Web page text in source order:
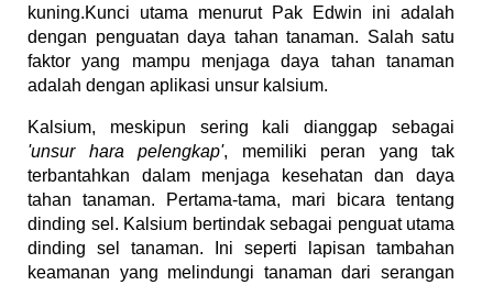
kuning.Kunci utama menurut Pak Edwin ini adalah
dengan penguatan daya tahan tanaman. Salah satu
faktor yang mampu menjaga daya tahan tanaman
adalah dengan aplikasi unsur kalsium.
Kalsium, meskipun sering kali dianggap sebagai
'unsur hara pelengkap', memiliki peran yang tak
terbantahkan dalam menjaga kesehatan dan daya
tahan tanaman. Pertama-tama, mari bicara tentang
dinding sel. Kalsium bertindak sebagai penguat utama
dinding sel tanaman. Ini seperti lapisan tambahan
keamanan yang melindungi tanaman dari serangan